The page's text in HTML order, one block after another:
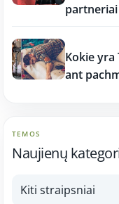
partneriai
Kokie yra
ant
TEMOS
Naujienų
Kiti straipsniai